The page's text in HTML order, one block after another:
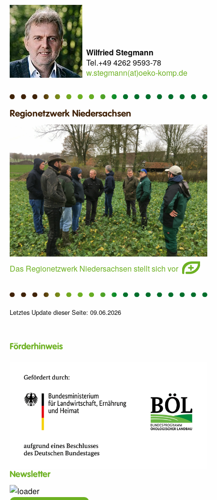
Wilfried Stegmann
Tel.+49 4262 9593-78
w.stegmann(at)oeko-komp.de
Regionetzwerk Niedersachsen
Das Regionetzwerk Niedersachsen stellt sich vor
Letztes Update dieser Seite: 09.06.2026
Förderhinweis
Newsletter